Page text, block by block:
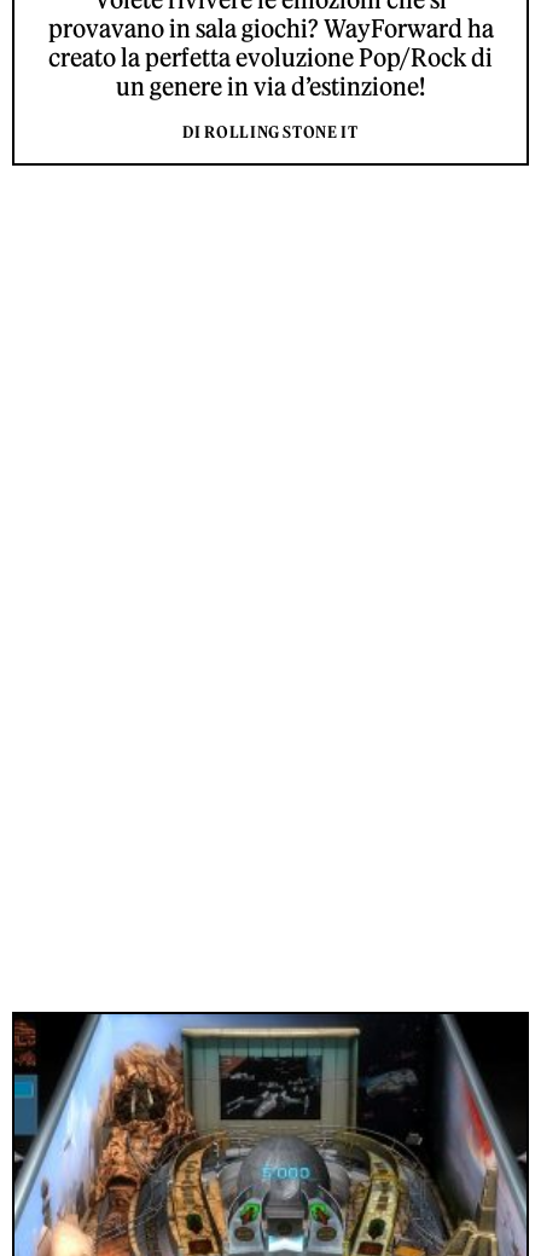
provavano in sala giochi? WayForward ha
creato la perfetta evoluzione Pop/Rock di
un genere in via d’estinzione!
DI ROLLING STONE IT